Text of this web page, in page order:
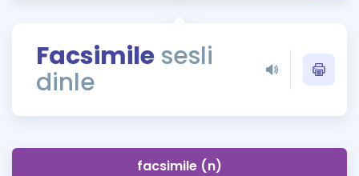
Rehberlik Aracı
ÖSYM Sınav Takvimi
Facsimile sesli
dinle
facsimile (n)